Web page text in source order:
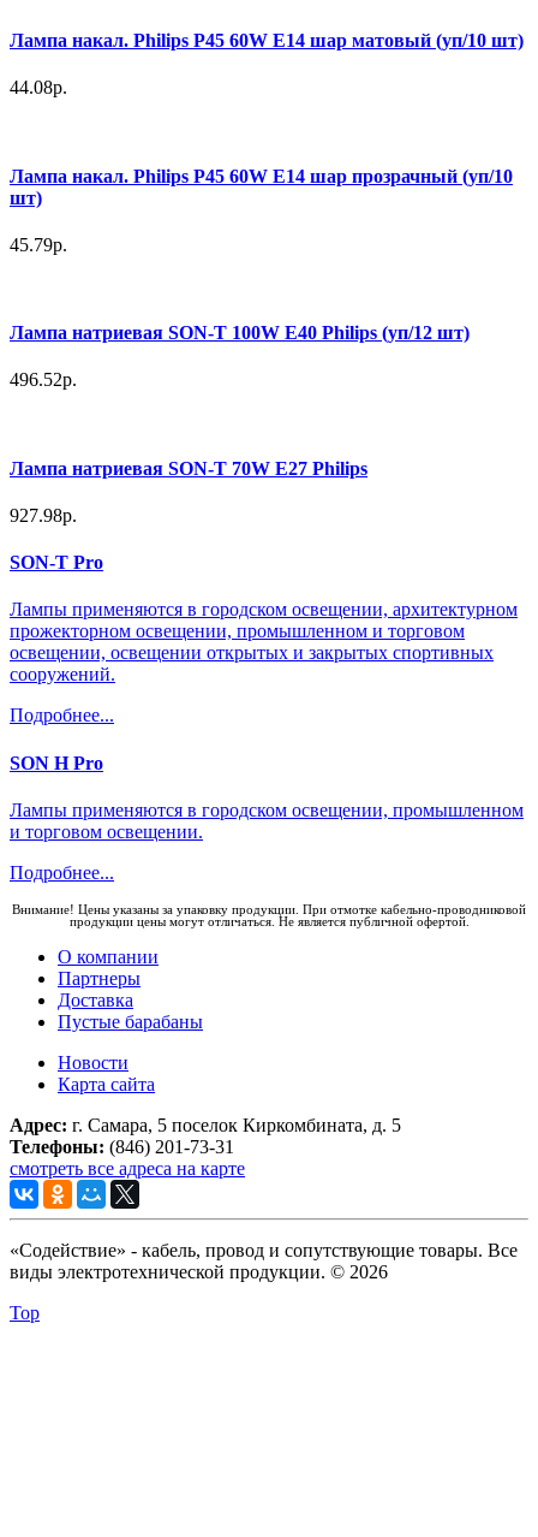
Лампа накал. Philips P45 60W E14 шар матовый (уп/10 шт)
44.08р.
Лампа накал. Philips P45 60W E14 шар прозрачный (уп/10
шт)
45.79р.
Лампа натриевая SON-T 100W Е40 Philips (уп/12 шт)
496.52р.
Лампа натриевая SON-T 70W Е27 Philips
927.98р.
SON-T Pro
Лампы применяются в городском освещении, архитектурном
прожекторном освещении, промышленном и торговом
освещении, освещении открытых и закрытых спортивных
сооружений.
Подробнее...
SON H Pro
Лампы применяются в городском освещении, промышленном
и торговом освещении.
Подробнее...
Внимание! Цены указаны за упаковку продукции. При отмотке кабельно-проводниковой
продукции цены могут отличаться. Не является публичной офертой.
О компании
Партнеры
Доставка
Пустые барабаны
Новости
Карта сайта
Адрес: г. Самара, 5 поселок Киркомбината, д. 5
Телефоны: (846) 201-73-31
смотреть все адреса на карте
«Содействие» - кабель, провод и сопутствующие товары. Все
виды электротехнической продукции. © 2026
Top